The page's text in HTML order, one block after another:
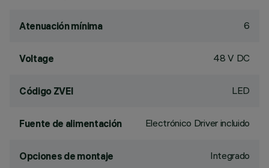
Atenuación mínima 6
Voltage 48 V DC
Código ZVEI LED
Fuente de alimentación Electrónico Driver incluido
Opciones de montaje Integrado